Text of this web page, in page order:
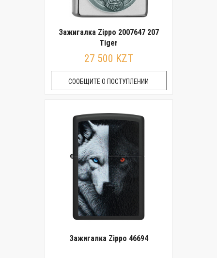
Зажигалка Zippo 2007647 207
Tiger
27 500 KZT
СООБЩИТЕ О ПОСТУПЛЕНИИ
Зажигалка Zippo 46694